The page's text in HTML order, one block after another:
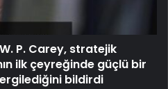
P. Carey, stratejik
ilk çeyreğinde güçlü bir
bildirdi